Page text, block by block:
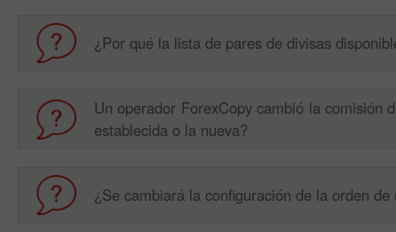
¿Por qué la lista de pares de divisas
Un operador ForexCopy cambió la comisión
establecida o la nueva?
¿Se cambiará la configuración de la orden